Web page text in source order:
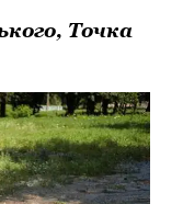
Точка